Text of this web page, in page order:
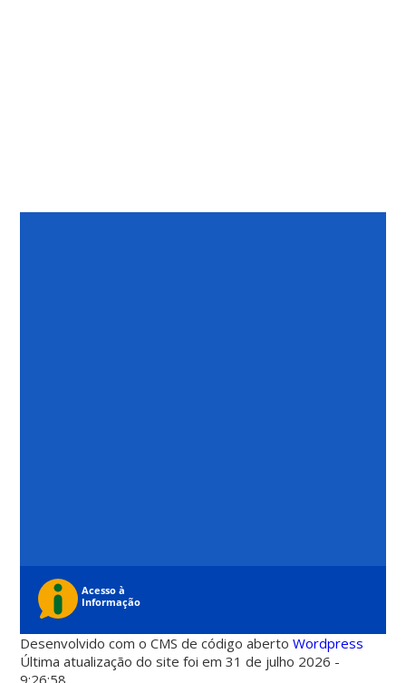
Desenvolvido com o CMS de código abertoWordpress
Última atualização do site foi em 31 de julho 2026 -
9:26:58